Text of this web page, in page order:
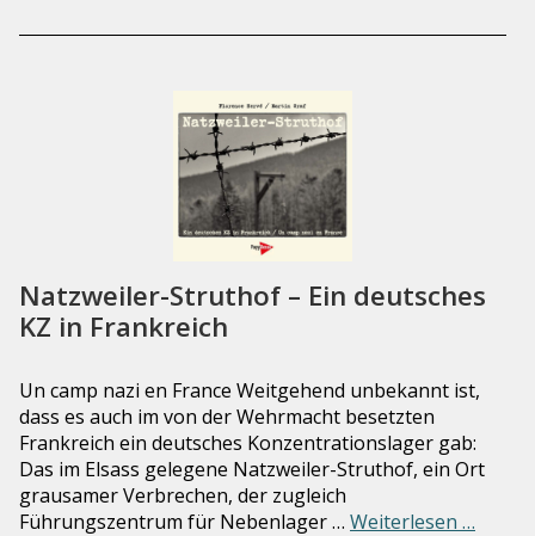
Natzweiler-Struthof – Ein deutsches
KZ in Frankreich
Un camp nazi en France Weitgehend unbekannt ist,
dass es auch im von der Wehrmacht besetzten
Frankreich ein deutsches Konzentrationslager gab:
Das im Elsass gelegene Natzweiler-Struthof, ein Ort
grausamer Verbrechen, der zugleich
Führungszentrum für Nebenlager … Weiterlesen …